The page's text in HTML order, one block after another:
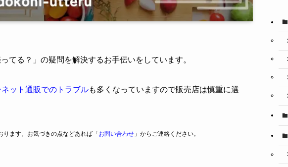
てる？」の疑問を解決するお手伝いをしています。
ット通販でのトラブルも多くなっていますので販売店は慎重に選
ります。お気づきの点などあれば「 お問い合わせ 」からご連絡ください。